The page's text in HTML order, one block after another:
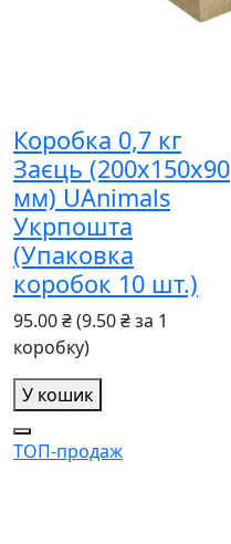
Коробка 0,7 кг
Заєць (200х150х90
мм) UAnimals
Укрпошта
(Упаковка
коробок 10 шт.)
95.00 ₴(9.50 ₴ за 1
коробку)
У кошик
ТОП-продаж